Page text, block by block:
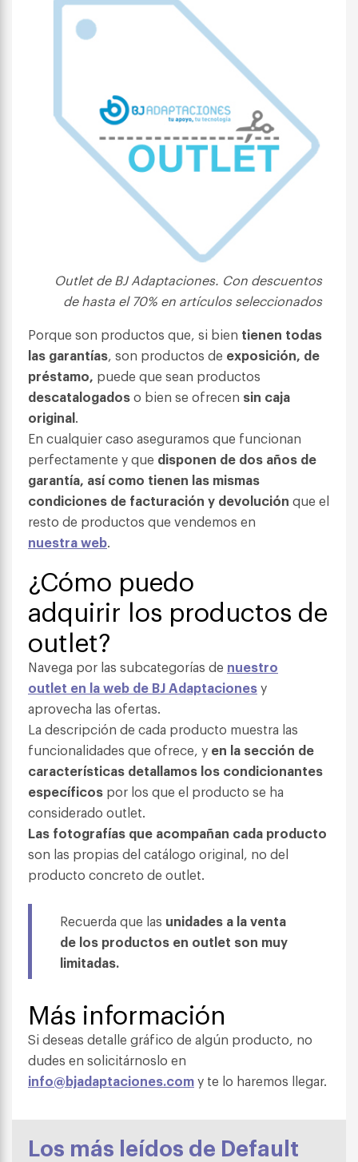
Outlet de BJ Adaptaciones. Con descuentos
de hasta el 70% en artículos seleccionados
Porque son productos que, si bien tienen todas
las garantías, son productos de exposición, de
préstamo, puede que sean productos
descatalogadoso bien se ofrecen sin caja
original.
En cualquier caso aseguramos que funcionan
perfectamente y que disponen de dos años de
garantía, así como tienen las mismas
condiciones de facturación y devolución que el
resto de productos que vendemos en
nuestra web.
¿Cómo puedo
adquirir los productos de
outlet?
Navega por las subcategorías de nuestro
outlet en la web de BJ Adaptacionesy
aprovecha las ofertas.
La descripción de cada producto muestra las
funcionalidades que ofrece, y en la sección de
características detallamos los condicionantes
específicos por los que el producto se ha
considerado outlet.
Las fotografías que acompañan cada producto
son las propias del catálogo original, no del
producto concreto de outlet.
Recuerda que las unidades a la venta
de los productos en outlet son muy
limitadas.
Más información
Si deseas detalle gráfico de algún producto, no
dudes en solicitárnoslo en
info@bjadaptaciones.comy te lo haremos llegar.
Los más leídos de Default